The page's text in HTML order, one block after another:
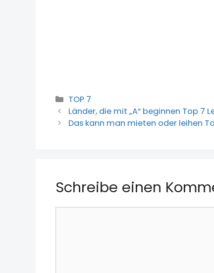
Kategorien
TOP 7
Länder, die mit „A“ beginnen Top 7
Das kann man mieten oder leihen
Schreibe einen